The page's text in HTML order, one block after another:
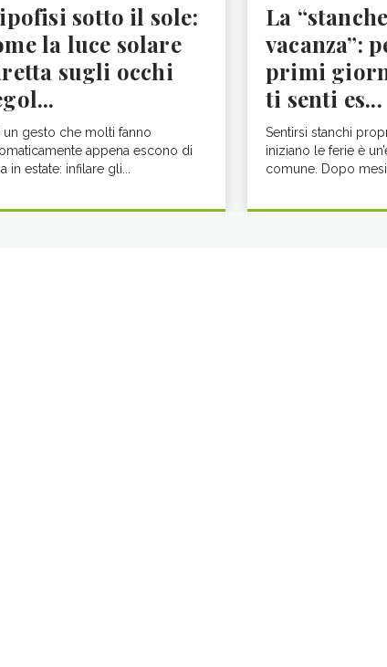
sotto il sole:
la luce solare
sugli occhi
un gesto che molti fanno
appena escono di
in estate: infilare gli...
La
vacanza”:
primi
ti senti es...
Sentirsi stanchi
iniziano le ferie è
comune. Dopo mesi